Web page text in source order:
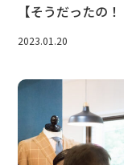
【そうだったの
2023.01.20